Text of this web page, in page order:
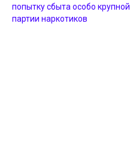
попытку сбыта особо крупной
партии наркотиков